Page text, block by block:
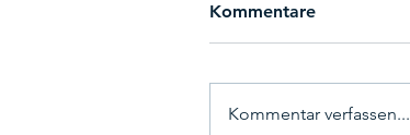
Kommentare
Kommentar verfassen...